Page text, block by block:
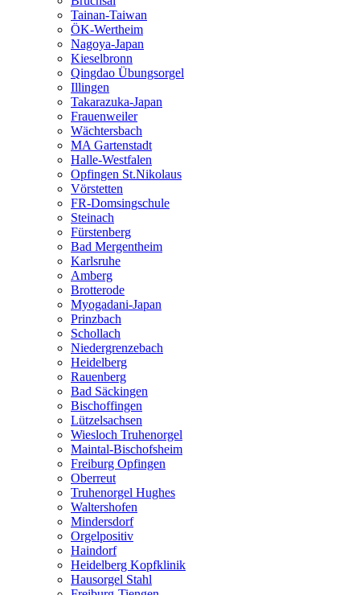
Tainan-Taiwan
ÖK-Wertheim
Nagoya-Japan
Kieselbronn
Qingdao Übungsorgel
Illingen
Takarazuka-Japan
Frauenweiler
Wächtersbach
MA Gartenstadt
Halle-Westfalen
Opfingen St.Nikolaus
Vörstetten
FR-Domsingschule
Steinach
Fürstenberg
Bad Mergentheim
Karlsruhe
Amberg
Brotterode
Myogadani-Japan
Prinzbach
Schollach
Niedergrenzebach
Heidelberg
Rauenberg
Bad Säckingen
Bischoffingen
Lützelsachsen
Wiesloch Truhenorgel
Maintal-Bischofsheim
Freiburg Opfingen
Oberreut
Truhenorgel Hughes
Waltershofen
Mindersdorf
Orgelpositiv
Haindorf
Heidelberg Kopfklinik
Hausorgel Stahl